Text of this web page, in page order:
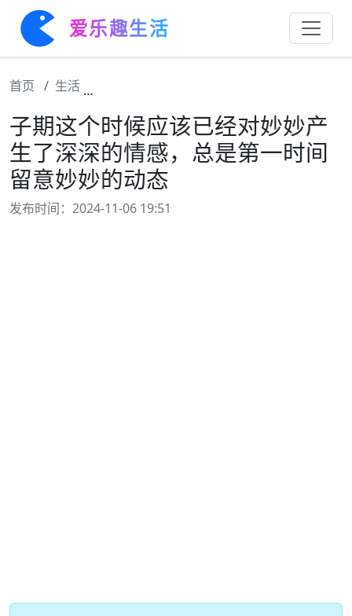
爱乐趣生活
首页 生活
子期这个时候应该已经对妙妙产
生了深深的情感，总是第一时间
留意妙妙的动态
发布时间：2024-11-06 19:51